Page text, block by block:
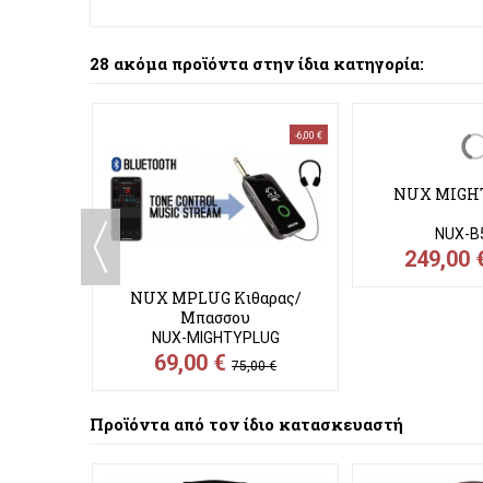
28 ακόμα προϊόντα στην ίδια κατηγορία:
-6,00 €
NUX MPLUG Κιθαρας/
Μπασσου
NUX-MIGHTYPLUG
69,00 €75,00 €
Προϊόντα από τον ίδιο κατασκευαστή